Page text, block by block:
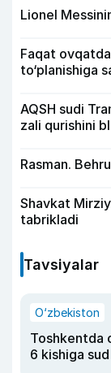
Lionel
Faqat
to‘planishiga
AQSH sudi
zali qurishini
Rasman.
Shavkat
tabrikladi
Tavsiyalar
O‘zbekiston
Toshkentda
6 kishiga